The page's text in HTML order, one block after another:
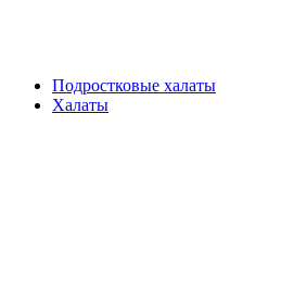
Подростковые халаты
Халаты